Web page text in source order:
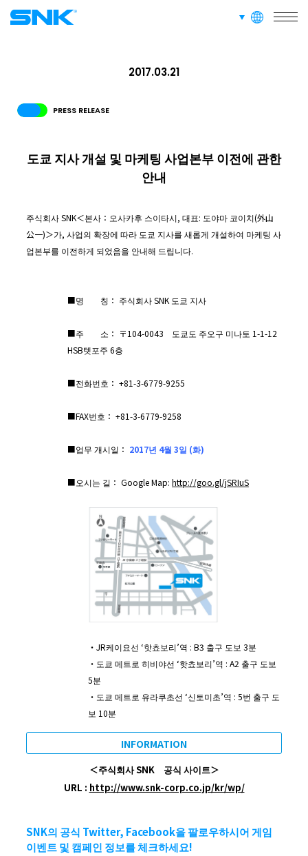
languages
SERVICE
채용 정보
ABOUT
RECRUIT FOR FANS
PRESS RELEASE
2017.03.21
도쿄 지사 개설 및 마케팅 사업본부 이전에 관한
안내
주식회사 SNK＜본사：오사카후 스이타시, 대표: 도야마 코이치(外山
公一)＞가, 사업의 확장에 따라 도쿄 지사를 새롭게 개설하여 마케팅 사
업본부를 이전하게 되었음을 안내해 드립니다.
■명 칭： 주식회사 SNK 도쿄 지사
■주 소： 〒104-0043 도쿄도 주오구 미나토 1-1-12
HSB텟포주 6층
■전화번호： +81-3-6779-9255
■FAX번호： +81-3-6779-9258
■업무 개시일： 2017년 4월 3일 (화)
■오시는 길： Google Map: http://goo.gl/jSRIuS
・JR케이요선 ‘핫쵸보리’역 : B3 출구 도보 3분
・도쿄 메트로 히비야선 ‘핫쵸보리’역 : A2 출구 도보
5분
・도쿄 메트로 유라쿠초선 ‘신토미초’역 : 5번 출구 도
보 10분
INFORMATION
＜주식회사 SNK 공식 사이트＞
URL : http://www.snk-corp.co.jp/kr/wp/
SNK의 공식 Twitter, Facebook을 팔로우하시어 게임
이벤트 및 캠페인 정보를 체크하세요!